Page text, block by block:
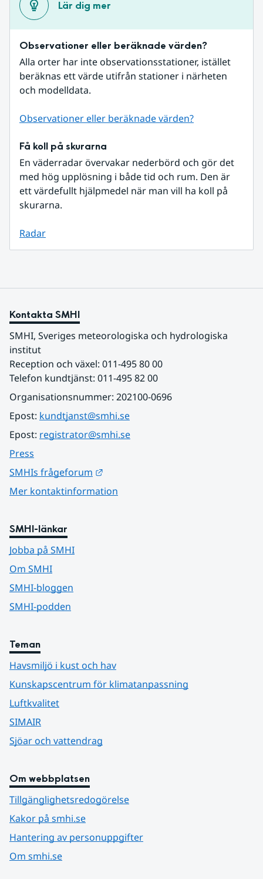
Lär dig mer
Observationer eller beräknade värden?
Alla orter har inte observationsstationer, istället
beräknas ett värde utifrån stationer i närheten
och modelldata.
Observationer eller beräknade värden?
Få koll på skurarna
En väderradar övervakar nederbörd och gör det
med hög upplösning i både tid och rum. Den är
ett värdefullt hjälpmedel när man vill ha koll på
skurarna.
Radar
Kontakta SMHI
SMHI, Sveriges meteorologiska och hydrologiska
institut
Reception och växel: 011-495 80 00
Telefon kundtjänst: 011-495 82 00
Organisationsnummer: 202100-0696
Epost: kundtjanst@smhi.se
Epost: registrator@smhi.se
Press
SMHIs frågeforum
Mer kontaktinformation
SMHI-länkar
Jobba på SMHI
Om SMHI
SMHI-bloggen
SMHI-podden
Teman
Havsmiljö i kust och hav
Kunskapscentrum för klimatanpassning
Luftkvalitet
SIMAIR
Sjöar och vattendrag
Om webbplatsen
Tillgänglighetsredogörelse
Kakor på smhi.se
Hantering av personuppgifter
Om smhi.se